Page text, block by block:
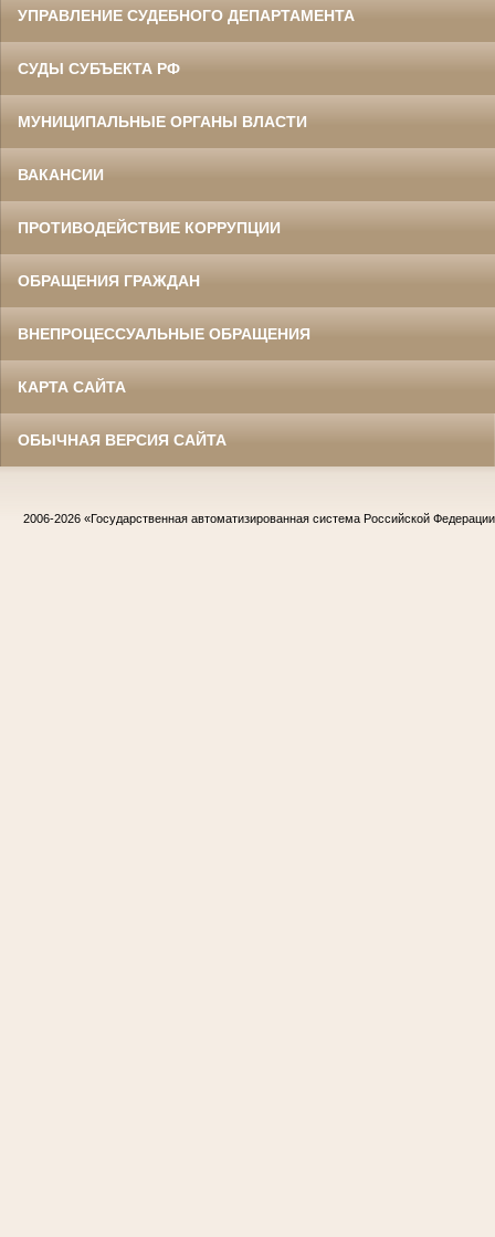
УПРАВЛЕНИЕ СУДЕБНОГО ДЕПАРТАМЕНТА
СУДЫ СУБЪЕКТА РФ
МУНИЦИПАЛЬНЫЕ ОРГАНЫ ВЛАСТИ
ВАКАНСИИ
ПРОТИВОДЕЙСТВИЕ КОРРУПЦИИ
ОБРАЩЕНИЯ ГРАЖДАН
ВНЕПРОЦЕССУАЛЬНЫЕ ОБРАЩЕНИЯ
КАРТА САЙТА
ОБЫЧНАЯ ВЕРСИЯ САЙТА
2006-2026 «Государственная автоматизированная система Российской